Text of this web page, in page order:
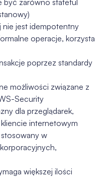
jest idempotentny
operacje, korzysta
poprzez standardy
możliwości związane z
Security
dla przeglądarek,
internetowym
w
większej ilości